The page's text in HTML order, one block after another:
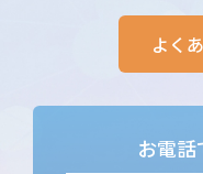
よく
お電